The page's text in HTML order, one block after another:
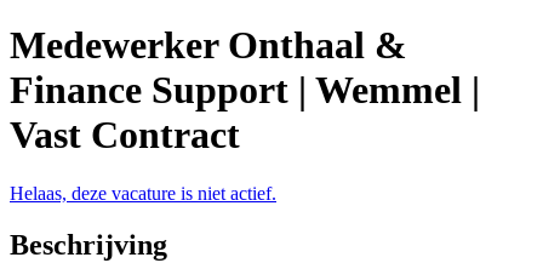
Medewerker Onthaal &
Finance Support | Wemmel |
Vast Contract
Helaas, deze vacature is niet actief.
Beschrijving